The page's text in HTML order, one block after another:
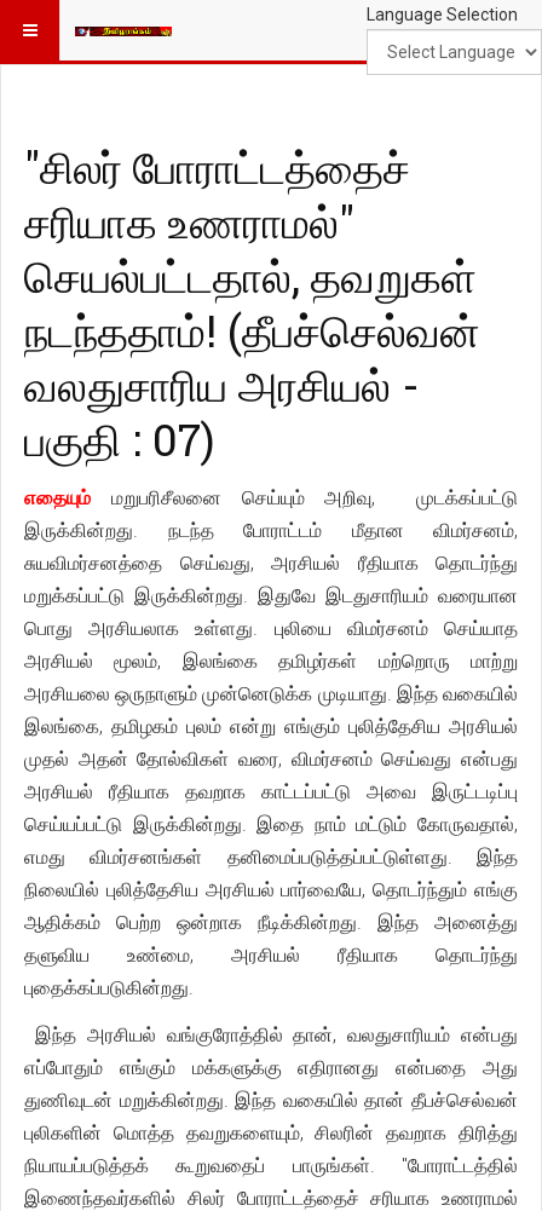
Language Selection
"சிலர் போராட்டத்தைச்
சரியாக உணராமல்"
செயல்பட்டதால், தவறுகள்
நடந்ததாம்! (தீபச்செல்வன்
வலதுசாரிய அரசியல் -
பகுதி : 07)
எதையும் மறுபரிசீலனை செய்யும் அறிவு, முடக்கப்பட்டு
இருக்கின்றது. நடந்த போராட்டம் மீதான விமர்சனம்,
சுயவிமர்சனத்தை செய்வது, அரசியல் ரீதியாக தொடர்ந்து
மறுக்கப்பட்டு இருக்கின்றது. இதுவே இடதுசாரியம் வரையான
பொது அரசியலாக உள்ளது. புலியை விமர்சனம் செய்யாத
அரசியல் மூலம், இலங்கை தமிழர்கள் மற்றொரு மாற்று
அரசியலை ஒருநாளும் முன்னெடுக்க முடியாது. இந்த வகையில்
இலங்கை, தமிழகம் புலம் என்று எங்கும் புலித்தேசிய அரசியல்
முதல் அதன் தோல்விகள் வரை, விமர்சனம் செய்வது என்பது
அரசியல் ரீதியாக தவறாக காட்டப்பட்டு அவை இருட்டடிப்பு
செய்யப்பட்டு இருக்கின்றது. இதை நாம் மட்டும் கோருவதால்,
எமது விமர்சனங்கள் தனிமைப்படுத்தப்பட்டுள்ளது. இந்த
நிலையில் புலித்தேசிய அரசியல் பார்வையே, தொடர்ந்தும் எங்கு
ஆதிக்கம் பெற்ற ஒன்றாக நீடிக்கின்றது. இந்த அனைத்து
தளுவிய உண்மை, அரசியல் ரீதியாக தொடர்ந்து
புதைக்கப்படுகின்றது.
இந்த அரசியல் வங்குரோத்தில் தான், வலதுசாரியம் என்பது
எப்போதும் எங்கும் மக்களுக்கு எதிரானது என்பதை அது
துணிவுடன் மறுக்கின்றது. இந்த வகையில் தான் தீபச்செல்வன்
புலிகளின் மொத்த தவறுகளையும், சிலரின் தவறாக திரித்து
நியாயப்படுத்தக் கூறுவதைப் பாருங்கள். "போராட்டத்தில்
இணைந்தவர்களில் சிலர் போராட்டத்தைச் சரியாக உணராமல்